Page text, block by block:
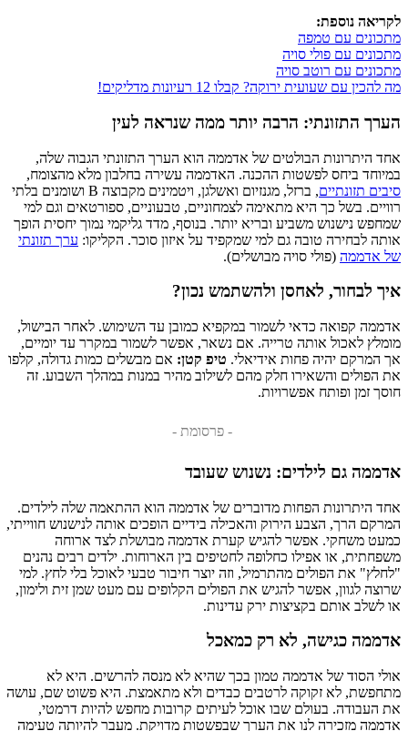
לקריאה נוספת:
מתכונים עם טמפה
מתכונים עם פולי סויה
מתכונים עם רוטב סויה
מה להכין עם שעועית ירוקה? קבלו 12 רעיונות מדליקים!
הערך התזונתי: הרבה יותר ממה שנראה לעין
אחד היתרונות הבולטים של אדממה הוא הערך התזונתי הגבוה שלה,
במיוחד ביחס לפשטות ההכנה. האדממה עשירה בחלבון מלא מהצומח,
סיבים תזונתיים
, ברזל, מגנזיום ואשלגן, ויטמינים מקבוצה B ושומנים בלתי
רוויים. בשל כך היא מתאימה לצמחוניים, טבעוניים, ספורטאים וגם למי
שמחפש נישנוש משביע ובריא יותר. בנוסף, מדד גליקמי נמוך יחסית הופך
אותה לבחירה טובה גם למי שמקפיד על איזון סוכר. הקליקו: ערך תזונתי
של אדממה (פולי סויה מבושלים).
איך לבחור, לאחסן ולהשתמש נכון?
אדממה קפואה כדאי לשמור במקפיא כמובן עד השימוש. לאחר הבישול,
מומלץ לאכול אותה טרייה. אם נשאר, אפשר לשמור במקרר עד יומיים,
אך המרקם יהיה פחות אידיאלי. טיפ קטן: אם מבשלים כמות גדולה, קלפו
את הפולים והשאירו חלק מהם לשילוב מהיר במנות במהלך השבוע. זה
חוסך זמן ופותח אפשרויות.
- פרסומת -
אדממה גם לילדים: נשנוש שעובד
אחד היתרונות הפחות מדוברים של אדממה הוא ההתאמה שלה לילדים.
המרקם הרך, הצבע הירוק והאכילה בידיים הופכים אותה לנישנוש חווייתי,
כמעט משחקי. אפשר להגיש קערת אדממה מבושלת לצד ארוחה
משפחתית, או אפילו כחלופה לחטיפים בין הארוחות. ילדים רבים נהנים
"לחלץ" את הפולים מהתרמיל, וזה יוצר חיבור טבעי לאוכל בלי לחץ. למי
שרוצה לגוון, אפשר להגיש את הפולים הקלופים עם מעט שמן זית ולימון,
או לשלב אותם בקציצות ירק עדינות.
אדממה כגישה, לא רק כמאכל
אולי הסוד של אדממה טמון בכך שהיא לא מנסה להרשים. היא לא
מתחפשת, לא זקוקה לרטבים כבדים ולא מתאמצת. היא פשוט שם, עושה
את העבודה. בעולם שבו אוכל לעיתים קרובות מחפש להיות דרמטי,
אדממה מזכירה לנו את הערך שבפשטות מדויקת. מעבר להיותה טעימה